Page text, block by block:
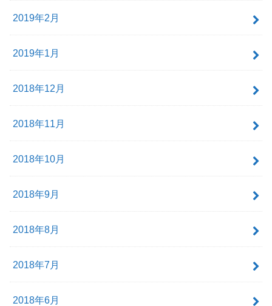
2019年2月
2019年1月
2018年12月
2018年11月
2018年10月
2018年9月
2018年8月
2018年7月
2018年6月